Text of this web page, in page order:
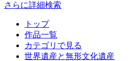
さらに詳細検索
トップ
作品一覧
カテゴリで見る
世界遺産と無形文化遺産